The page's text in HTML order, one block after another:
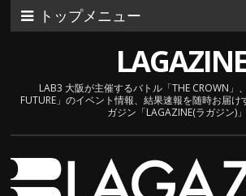
トップメニュー
LAB3 大阪が主催するバトル「THE CROWN」
FUTURE」のイベント情報、結果速報を随時お届
ガジン「LAGAZINE(ラガジン)」